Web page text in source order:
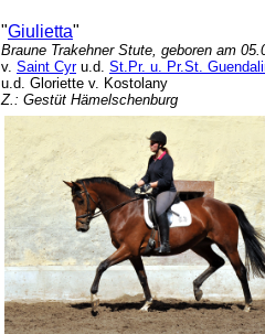
"Giulietta"
Braune Trakehner Stute, geboren am
v. Saint Cyru.d. St.Pr. u. Pr.St.
u.d. Gloriette v. Kostolany
Z.: Gestüt Hämelschenburg